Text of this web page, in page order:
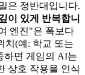
은 정반대입니다.
이 있게 반복합니
엔진"은 폭보다
치(예: 학교 또는
하면 게임의 AI는
상호 작용을 인식